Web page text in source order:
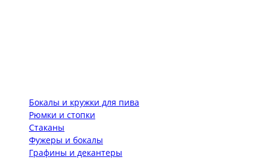
Бокалы и кружки для пива
Рюмки и стопки
Стаканы
Фужеры и бокалы
Графины и декантеры